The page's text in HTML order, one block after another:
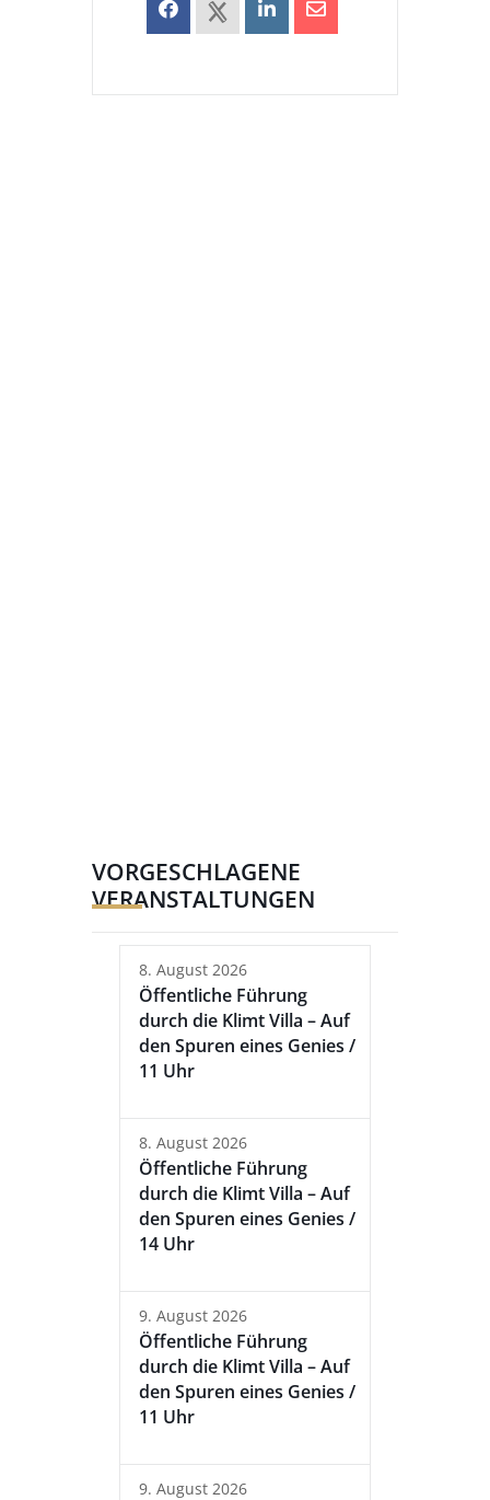
VORGESCHLAGENE
VERANSTALTUNGEN
8. August 2026
Öffentliche Führung
durch die Klimt Villa – Auf
den Spuren eines Genies /
11 Uhr
8. August 2026
Öffentliche Führung
durch die Klimt Villa – Auf
den Spuren eines Genies /
14 Uhr
9. August 2026
Öffentliche Führung
durch die Klimt Villa – Auf
den Spuren eines Genies /
11 Uhr
9. August 2026